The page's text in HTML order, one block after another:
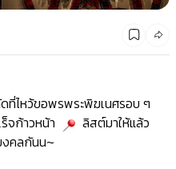
ที่ไหว้ขอพรพระพิฆเนศรอบ ๆ
จก้าวหน้า
ลิสต์มาให้แล้ว
คลกันน~